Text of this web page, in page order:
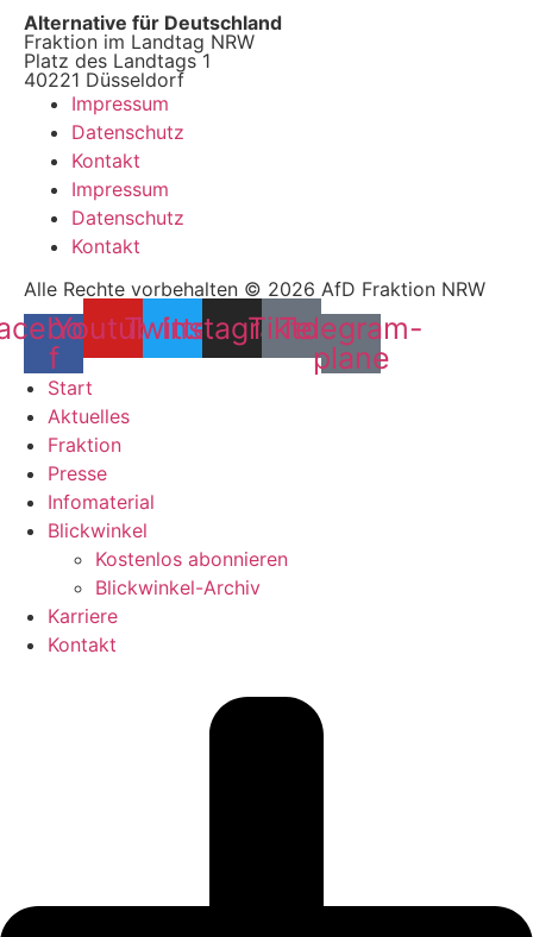
Alternative für Deutschland
Fraktion im Landtag NRW
Platz des Landtags 1
40221 Düsseldorf
Impressum
Datenschutz
Kontakt
Impressum
Datenschutz
Kontakt
Alle Rechte vorbehalten © 2026 AfD Fraktion NRW
f
YoutubeTwitter
Instagram
Tiktok
Telegram-
plane
Start
Aktuelles
Fraktion
Presse
Infomaterial
Blickwinkel
Kostenlos abonnieren
Blickwinkel-Archiv
Karriere
Kontakt